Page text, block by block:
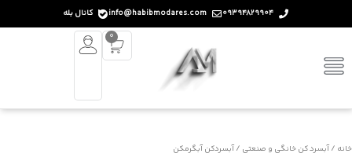
09394829904
info@habibmodares.com
کانال بله
0
خانه /آبسرد کن خانگی و صنعتی / آبسردکن آبگرمکن